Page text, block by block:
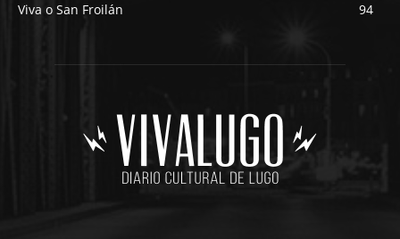
Viva o San Froilán
94